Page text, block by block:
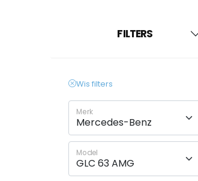
FILTERS
Wis filters
Merk
Model